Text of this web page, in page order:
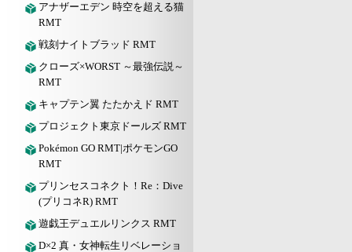
アナザーエデン 時空を超える猫
RMT
戦刻ナイトブラッド RMT
クローズ×WORST ～最強伝説～
RMT
キャプテン翼 たたかえド RMT
プロジェクト東京ドールズ RMT
Pokémon GO RMT|ポケモンGO
RMT
プリンセスコネクト！Re：Dive
(プリコネR) RMT
遊戯王デュエルリンクス RMT
D×2 真・女神転生リベレーショ